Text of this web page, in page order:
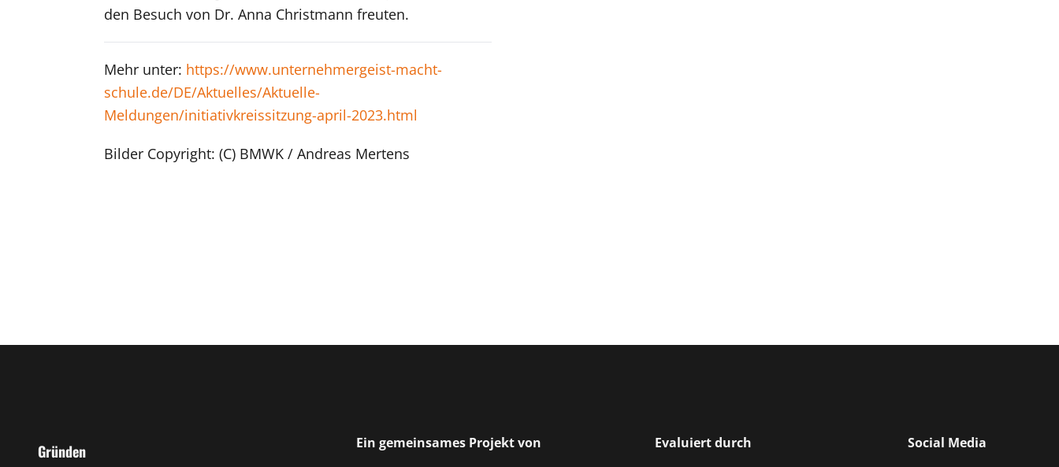
den Besuch von Dr. Anna Christmann freuten.
Mehr unter: https://www.unternehmergeist-macht-
schule.de/DE/Aktuelles/Aktuelle-
Meldungen/initiativkreissitzung-april-2023.html
Bilder Copyright: (C) BMWK / Andreas Mertens
Gründen Ein gemeinsames Projekt von Evaluiert durch Social Media